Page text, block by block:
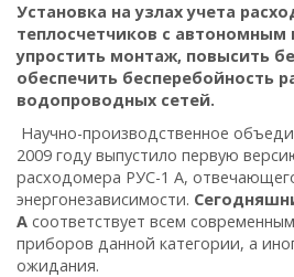
Установка на узлах учета
теплосчетчиков с автономным
упростить монтаж, повысить
обеспечить бесперебойность
водопроводных сетей.
Научно-производственное
2009 году выпустило первую
расходомера РУС-1 А,
энергонезависимости.
А соответствует всем
приборов данной категории, а
ожидания.